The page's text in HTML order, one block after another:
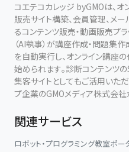
コエテコカレッジ byGMOは、
販売サイト構築、会員管理、メ
るコンテンツ販売・動画販売プラ
（AI執事）が講座作成・問題集
を自動実行し、オンライン講座
始められます。診断コンテンツ
集客サイトとしてもご活用いた
プ企業のGMOメディア株式会社
関連サービス
ロボット・プログラミング教室ポー